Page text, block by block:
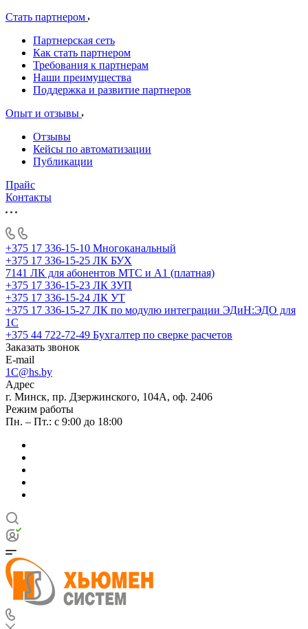
Стать партнером
Партнерская сеть
Как стать партнером
Требования к партнерам
Наши преимущества
Поддержка и развитие партнеров
Опыт и отзывы
Отзывы
Кейсы по автоматизации
Публикации
Прайс
Контакты
+375 17 336-15-10 Многоканальный
+375 17 336-15-25 ЛК БУХ
7141 ЛК для абонентов МТС и А1 (платная)
+375 17 336-15-23 ЛК ЗУП
+375 17 336-15-24 ЛК УТ
+375 17 336-15-27 ЛК по модулю интеграции ЭДиН:ЭДО для
1С
+375 44 722-72-49 Бухгалтер по сверке расчетов
Заказать звонок
E-mail
1C@hs.by
Адрес
г. Минск, пр. Дзержинского, 104А, оф. 2406
Режим работы
Пн. – Пт.: с 9:00 до 18:00